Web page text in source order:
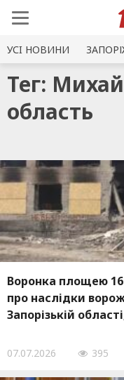
УСI НОВИНИ
Тег:
область
Воронка площею 16
про наслідки
Запорізькій
07.07.2026 395